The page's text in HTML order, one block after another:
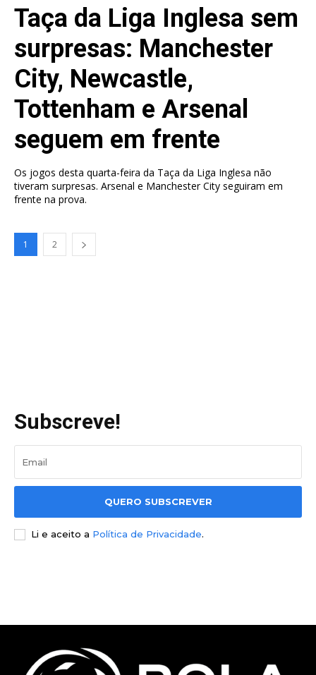
Taça da Liga Inglesa sem
surpresas: Manchester
City, Newcastle,
Tottenham e Arsenal
seguem em frente
Os jogos desta quarta-feira da Taça da Liga Inglesa não
tiveram surpresas. Arsenal e Manchester City seguiram em
frente na prova.
1 2
Subscreve!
QUERO SUBSCREVER
Li e aceito a Política de Privacidade.